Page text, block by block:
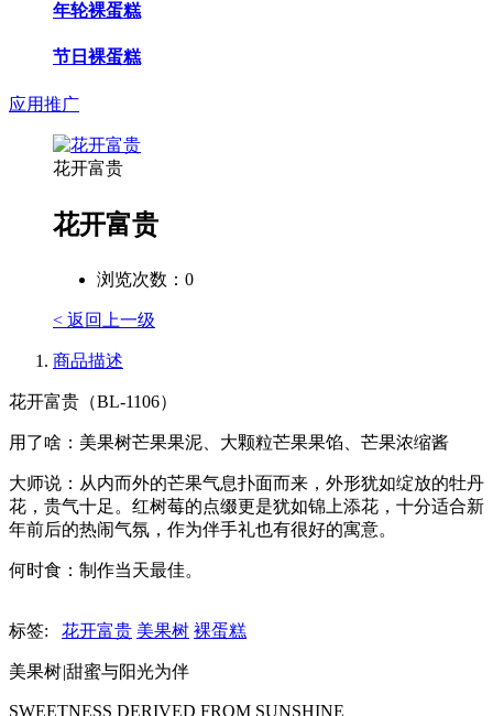
年轮裸蛋糕
节日裸蛋糕
应用推广
花开富贵
花开富贵
浏览次数： 0
< 返回上一级
商品描述
花开富贵（BL-1106）
用了啥：美果树芒果果泥、大颗粒芒果果馅、芒果浓缩酱
大师说：从内而外的芒果气息扑面而来，外形犹如绽放的牡丹
花，贵气十足。红树莓的点缀更是犹如锦上添花，十分适合新
年前后的热闹气氛，作为伴手礼也有很好的寓意。
何时食：制作当天最佳。
标签: 花开富贵 美果树 裸蛋糕
美果树|甜蜜与阳光为伴
SWEETNESS DERIVED FROM SUNSHINE